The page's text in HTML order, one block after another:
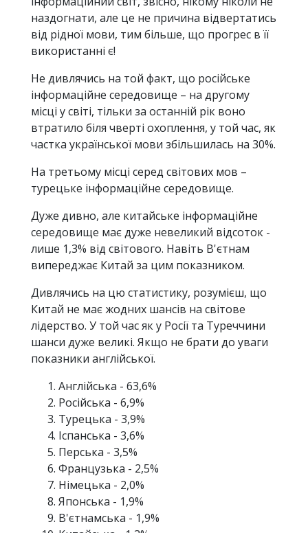
наздогнати, але це не причина відвертатись
від рідної мови, тим більше, що прогрес в її
використанні є!
Не дивлячись на той факт, що російське
інформаційне середовище – на другому
місці у світі, тільки за останній рік воно
втратило біля чверті охоплення, у той час, як
частка української мови збільшилась на 30%.
На третьому місці серед світових мов –
турецьке інформаційне середовище.
Дуже дивно, але китайське інформаційне
середовище має дуже невеликий відсоток -
лише 1,3% від світового. Навіть В'єтнам
випереджає Китай за цим показником.
Дивлячись на цю статистику, розумієш, що
Китай не має жодних шансів на світове
лідерство. У той час як у Росії та Туреччини
шанси дуже великі. Якщо не брати до уваги
показники англійської.
Англійська - 63,6%
Російська - 6,9%
Турецька - 3,9%
Іспанська - 3,6%
Перська - 3,5%
Французька - 2,5%
Німецька - 2,0%
Японська - 1,9%
В'єтнамська - 1,9%